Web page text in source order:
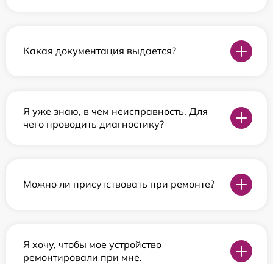
Какая документация выдается?
Я уже знаю, в чем неисправность. Для
чего проводить диагностику?
Можно ли присутствовать при ремонте?
Я хочу, чтобы мое устройство
ремонтировали при мне.